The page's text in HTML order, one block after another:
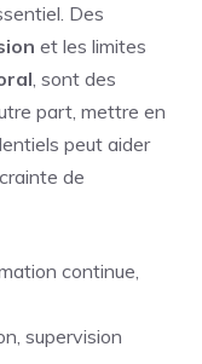
Des
et les limites
, sont des
part, mettre en
peut aider
de
continue,
supervision